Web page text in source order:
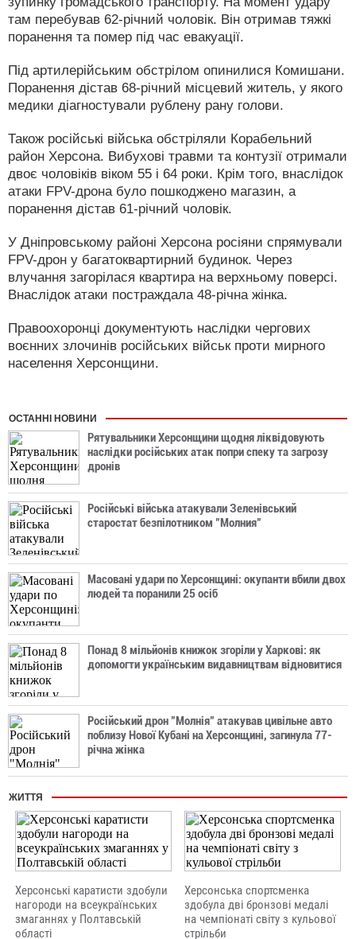
там перебував 62-річний чоловік. Він отримав тяжкі
поранення та помер під час евакуації.
Під артилерійським обстрілом опинилися Комишани.
Поранення дістав 68-річний місцевий житель, у якого
медики діагностували рублену рану голови.
Також російські війська обстріляли Корабельний
район Херсона. Вибухові травми та контузії отримали
двоє чоловіків віком 55 і 64 роки. Крім того, внаслідок
атаки FPV-дрона було пошкоджено магазин, а
поранення дістав 61-річний чоловік.
У Дніпровському районі Херсона росіяни спрямували
FPV-дрон у багатоквартирний будинок. Через
влучання загорілася квартира на верхньому поверсі.
Внаслідок атаки постраждала 48-річна жінка.
Правоохоронці документують наслідки чергових
воєнних злочинів російських військ проти мирного
населення Херсонщини.
ОСТАННІ НОВИНИ
Рятувальники Херсонщини щодня ліквідовують
наслідки російських атак попри спеку та загрозу
дронів
Російські війська атакували Зеленівський
старостат безпілотником "Молния"
Масовані удари по Херсонщині: окупанти вбили двох
людей та поранили 25 осіб
Понад 8 мільйонів книжок згоріли у Харкові: як
допомогти українським видавництвам відновитися
Російський дрон "Молнія" атакував цивільне авто
поблизу Нової Кубані на Херсонщині, загинула 77-
річна жінка
ЖИТТЯ
Херсонські каратисти здобули
нагороди на всеукраїнських
змаганнях у Полтавській
області
Херсонська спортсменка
здобула дві бронзові медалі
на чемпіонаті світу з кульової
стрільби